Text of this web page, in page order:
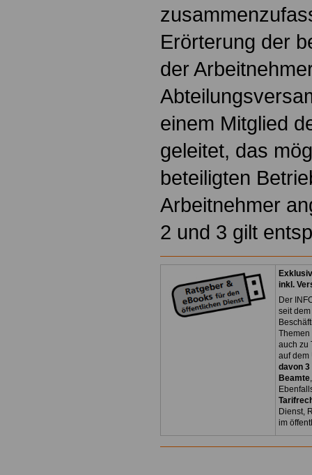
Erörterung der
der
einem Mitglied
geleitet, das
beteiligten
Arbeitnehmer
2 und 3 gilt
inkl.
Der
seit
Themen
auch zu
auf dem
davon 3
Beamte
Dienst,
im